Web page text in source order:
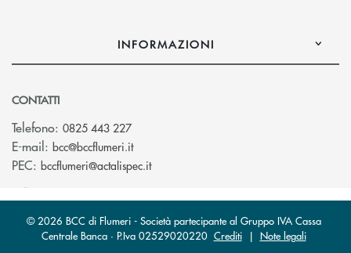
INFORMAZIONI
CONTATTI
Telefono: 0825 443 227
E-mail: bcc@bccflumeri.it(si apre l’app di posta elettronica)
PEC: bccflumeri@actalispec.it(si apre l’app di posta elettronica)
© 2026 BCC di Flumeri - Società partecipante al Gruppo IVA Cassa
Centrale Banca · P.Iva 02529020220 Crediti| Note legali